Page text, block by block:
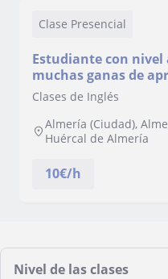
Clase Presencial
Estudiante con nivel
muchas ganas de
Clases de Inglés
Almería (Ciudad),
Huércal de Almería
10€/h
Nivel de las clases